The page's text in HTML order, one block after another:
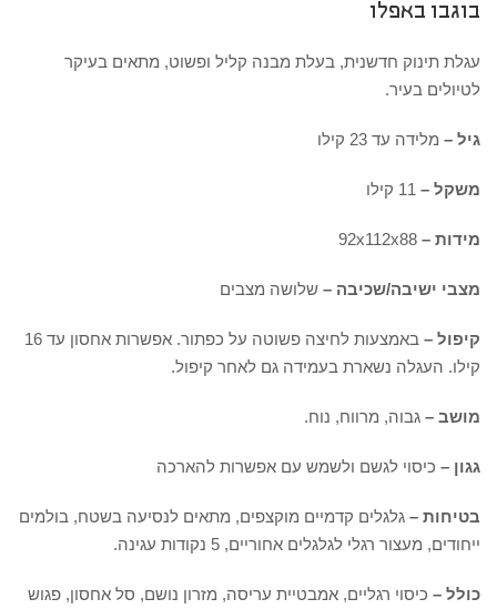
בוגבו באפלו
עגלת תינוק חדשנית, בעלת מבנה קליל ופשוט, מתאים בעיקר
לטיולים בעיר.
גיל – מלידה עד 23 קילו
משקל –
מידות –
מצבי ישיבה/שכיבה – שלושה מצבים
קיפול –
באמצעות לחיצה פשוטה על כפתור. אפשרות אחסון עד 16
קילו. העגלה נשארת בעמידה גם לאחר קיפול.
מושב – גבוה, מרווח, נוח.
גגון – כיסוי לגשם ולשמש עם אפשרות להארכה
בטיחות – גלגלים קדמיים מוקצפים, מתאים לנסיעה בשטח, בולמים
ייחודים, מעצור רגלי לגלגלים אחוריים, 5 נקודות עגינה.
כולל – כיסוי רגליים, אמבטיית עריסה, מזרון נושם, סל אחסון, פגוש